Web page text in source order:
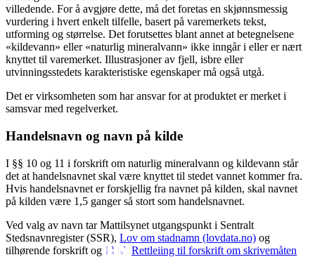
villedende. For å avgjøre dette, må det foretas en skjønnsmessig
vurdering i hvert enkelt tilfelle, basert på varemerkets tekst,
utforming og størrelse. Det forutsettes blant annet at betegnelsene
«kildevann» eller «naturlig mineralvann» ikke inngår i eller er nært
knyttet til varemerket. Illustrasjoner av fjell, isbre eller
utvinningsstedets karakteristiske egenskaper må også utgå.
Det er virksomheten som har ansvar for at produktet er merket i
samsvar med regelverket.
Handelsnavn og navn på kilde
I §§ 10 og 11 i forskrift om naturlig mineralvann og kildevann står
det at handelsnavnet skal være knyttet til stedet vannet kommer fra.
Hvis handelsnavnet er forskjellig fra navnet på kilden, skal navnet
på kilden være 1,5 ganger så stort som handelsnavnet.
Ved valg av navn tar Mattilsynet utgangspunkt i Sentralt
Stedsnavnregister (SSR), Lov om stadnamn (lovdata.no) og
tilhørende forskrift og
Rettleiing til forskrift om skrivemåten